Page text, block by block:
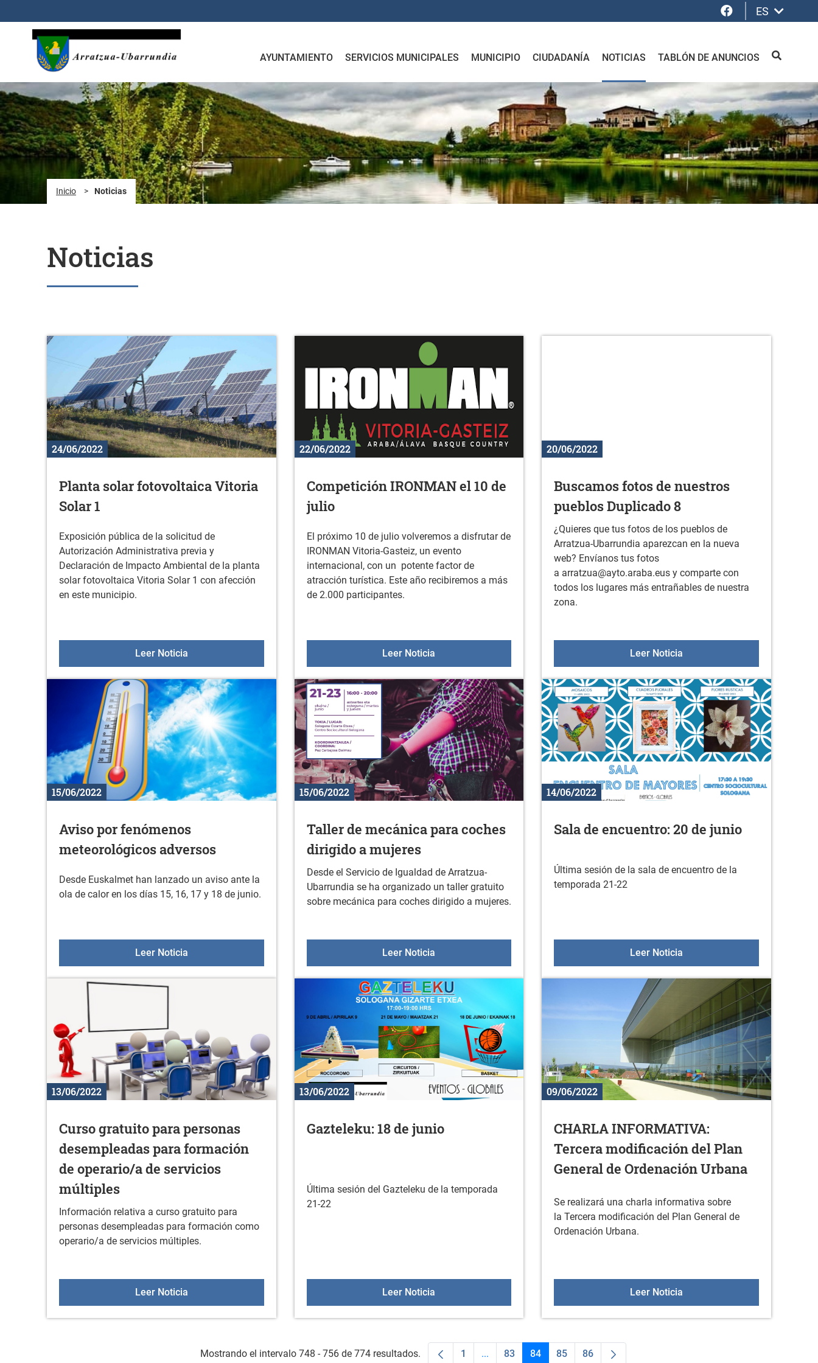
Facebook
ES
AYUNTAMIENTO SERVICIOS MUNICIPALES MUNICIPIO CIUDADANÍA NOTICIAS TABLÓN DE ANUNCIOS BUSCAR
Inicio > Noticias
Noticias
24/06/2022
Planta solar fotovoltaica Vitoria
Solar 1
Exposición pública de la solicitud de
Autorización Administrativa previa y
Declaración de Impacto Ambiental de la planta
solar fotovoltaica Vitoria Solar 1 con afección
en este municipio.
Leer NoticiaPlanta solar fotovoltaica Vitoria Solar 1
22/06/2022
Competición IRONMAN el 10 de
julio
El próximo 10 de julio volveremos a disfrutar de
IRONMAN Vitoria-Gasteiz, un evento
internacional, con un potente factor de
atracción turística. Este año recibiremos a más
de 2.000 participantes.
Leer Noticia
20/06/2022
Buscamos fotos de nuestros
pueblos Duplicado 8
¿Quieres que tus fotos de los pueblos de
Arratzua-Ubarrundia aparezcan en la nueva
web? Envíanos tus fotos
a arratzua@ayto.araba.eus y comparte con
todos los lugares más entrañables de nuestra
zona.
Leer Noticia
15/06/2022
Aviso por fenómenos
meteorológicos adversos
Desde Euskalmet han lanzado un aviso ante la
ola de calor en los días 15, 16, 17 y 18 de junio.
Leer NoticiaAviso por fenómenos meteorológicos adversos
15/06/2022
Taller de mecánica para coches
dirigido a mujeres
Desde el Servicio de Igualdad de Arratzua-
Ubarrundia se ha organizado un taller gratuito
sobre mecánica para coches dirigido a mujeres.
Leer Noticia Taller de mecánica para coches dirigido a mujeres
14/06/2022
Sala de encuentro: 20 de junio
Última sesión de la sala de encuentro de la
temporada 21-22
Leer Noticia
13/06/2022
Curso gratuito para personas
desempleadas para formación
de operario/a de servicios
múltiples
Información relativa a curso gratuito para
personas desempleadas para formación como
operario/a de servicios múltiples.
Leer NoticiaCurso gratuito para personas desempleadas para formación de operario/a de servicios múltiples
13/06/2022
Gazteleku: 18 de junio
Última sesión del Gazteleku de la temporada
21-22
Leer Noticia
09/06/2022
CHARLA INFORMATIVA:
Tercera modificación del Plan
General de Ordenación Urbana
Se realizará una charla informativa sobre
la Tercera modificación del Plan General de
Ordenación Urbana.
Leer Noticia
Mostrando el intervalo 748 - 756 de 774 resultados. Página
1 ...Páginas intermedias Use TAB para desplazarse.
Página
83 Página
84 Página
85 Página
86